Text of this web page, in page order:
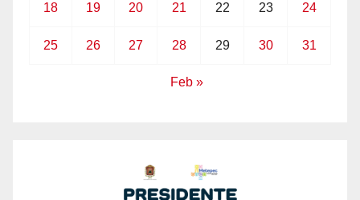
18 19 20 21 22 23 24
25 26 27 28 29 30 31
Feb »